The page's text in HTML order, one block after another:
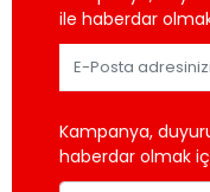
ile haberdar
Kampanya,
haberdar olmak